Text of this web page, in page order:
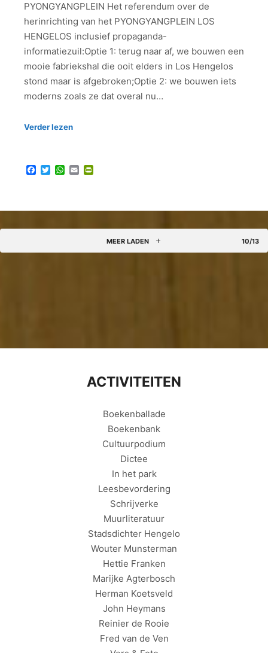
PYONGYANGPLEIN Het referendum over de
herinrichting van het PYONGYANGPLEIN LOS
HENGELOS inclusief propaganda-
informatiezuil:Optie 1: terug naar af, we bouwen een
mooie fabriekshal die ooit elders in Los Hengelos
stond maar is afgebroken;Optie 2: we bouwen iets
moderns zoals ze dat overal nu…
Verder lezen
Facebook
TwitterWhatsApp
Email
MEER LADEN 10/13
ACTIVITEITEN
Boekenballade
Boekenbank
Cultuurpodium
Dictee
In het park
Leesbevordering
Schrijverke
Muurliteratuur
Stadsdichter Hengelo
Wouter Munsterman
Hettie Franken
Marijke Agterbosch
Herman Koetsveld
John Heymans
Reinier de Rooie
Fred van de Ven